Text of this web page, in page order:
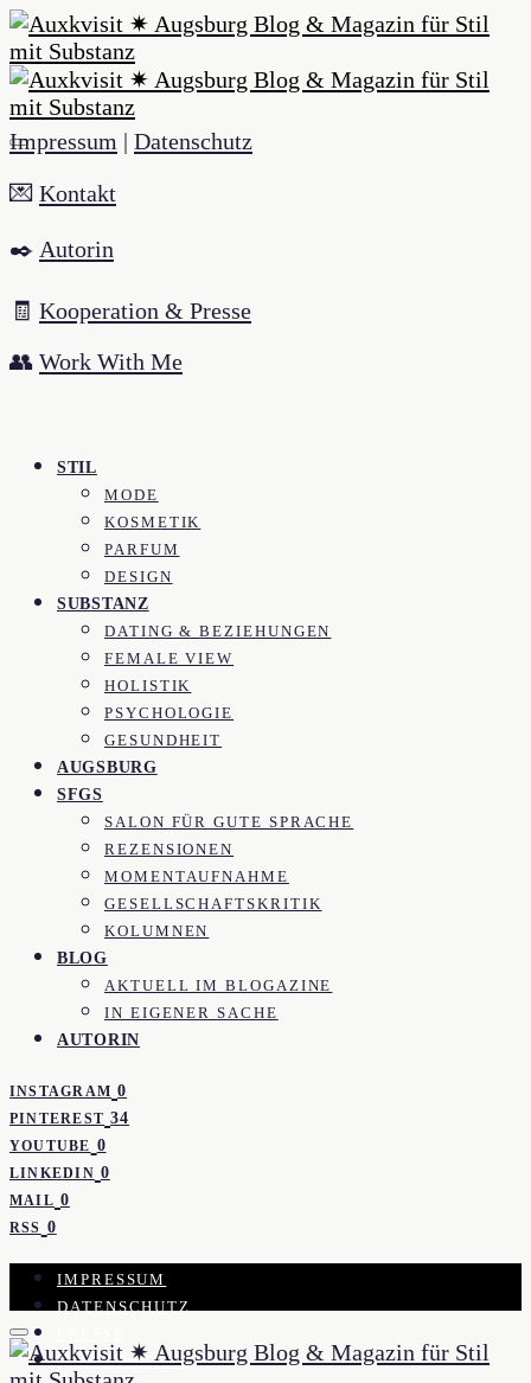
Impressum | Datenschutz
💌 Kontakt
✒️ Autorin
🧾 Kooperation & Presse
👥 Work With Me
STIL
MODE
KOSMETIK
PARFUM
DESIGN
SUBSTANZ
DATING & BEZIEHUNGEN
FEMALE VIEW
HOLISTIK
PSYCHOLOGIE
GESUNDHEIT
AUGSBURG
SFGS
SALON FÜR GUTE SPRACHE
REZENSIONEN
MOMENTAUFNAHME
GESELLSCHAFTSKRITIK
KOLUMNEN
BLOG
AKTUELL IM BLOGAZINE
IN EIGENER SACHE
AUTORIN
INSTAGRAM 0
PINTEREST 34
YOUTUBE 0
LINKEDIN 0
MAIL 0
RSS 0
IMPRESSUM
DATENSCHUTZ
KOOPERATION